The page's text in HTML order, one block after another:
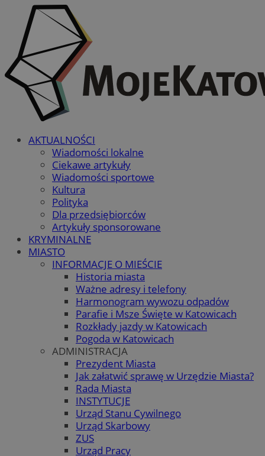
AKTUALNOŚCI
Wiadomości lokalne
Ciekawe artykuły
Wiadomości sportowe
Kultura
Polityka
Dla przedsiębiorców
Artykuły sponsorowane
KRYMINALNE
MIASTO
INFORMACJE O MIEŚCIE
Historia miasta
Ważne adresy i telefony
Harmonogram wywozu odpadów
Parafie i Msze Święte w Katowicach
Rozkłady jazdy w Katowicach
Pogoda w Katowicach
ADMINISTRACJA
Prezydent Miasta
Jak załatwić sprawę w Urzędzie Miasta?
Rada Miasta
INSTYTUCJE
Urząd Stanu Cywilnego
Urząd Skarbowy
ZUS
Urząd Pracy